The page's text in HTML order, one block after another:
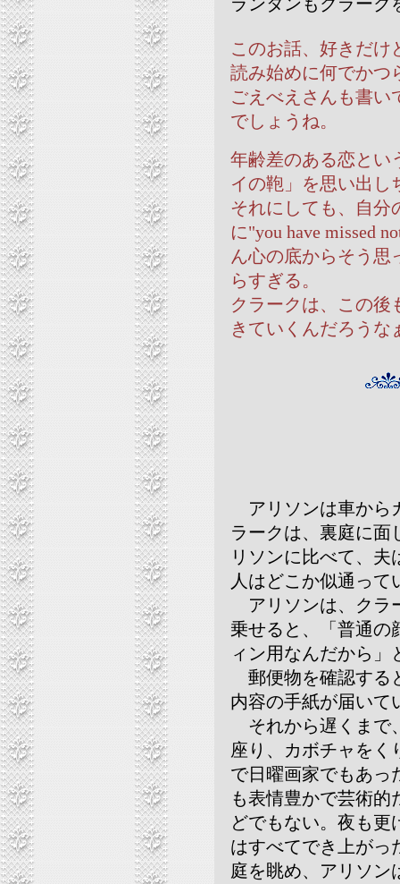
このお話、好きだけ
読み始めに何でかつ
ごえべえさんも書い
でしょうね。
年齢差のある恋とい
イの鞄」を思い出し
それにしても、自分
に"you have missed
ん心の底からそう思
らすぎる。
クラークは、この後
きていくんだろう
アリソンは車から
ラークは、裏庭に面
リソンに比べて、
人はどこか似通って
アリソンは、クラ
乗せると、「普通の
ィン用なんだから」
郵便物を確認する
内容の手紙が届いて
それから遅くまで
座り、カボチャをく
で日曜画家でもあっ
も表情豊かで芸術的
どでもない。夜も更
はすべてでき上がっ
庭を眺め、アリソン